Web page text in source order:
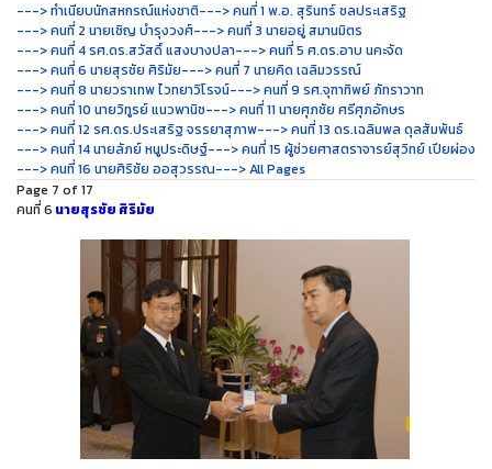
---> ทำเนียบนักสหกรณ์แห่งชาติ---> คนที่ 1 พ.อ. สุรินทร์ ชลประเสริฐ
---> คนที่ 2 นายเชิญ บำรุงวงศ์---> คนที่ 3 นายอยู่ สมานมิตร
---> คนที่ 4 รศ.ดร.สวัสดิ์ แสงบางปลา---> คนที่ 5 ศ.ดร.อาบ นคะจัด
---> คนที่ 6 นายสุรชัย ศิริมัย---> คนที่ 7 นายคิด เฉลิมวรรณ์
---> คนที่ 8 นายวราเทพ ไวทยาวิโรจน์---> คนที่ 9 รศ.จุฑาทิพย์ ภัทราวาท
---> คนที่ 10 นายวิทูรย์ แนวพานิช---> คนที่ 11 นายศุภชัย ศรีศุภอักษร
---> คนที่ 12 รศ.ดร.ประเสริฐ จรรยาสุภาพ---> คนที่ 13 ดร.เฉลิมพล ดุลสัมพันธ์
---> คนที่ 14 นายลัภย์ หนูประดิษฐ์---> คนที่ 15 ผู้ช่วยศาสตราจารย์สุวิทย์ เปียผ่อง
---> คนที่ 16 นายศิริชัย ออสุวรรณ---> All Pages
Page 7 of 17
คนที่ 6 นายสุรชัย ศิริมัย